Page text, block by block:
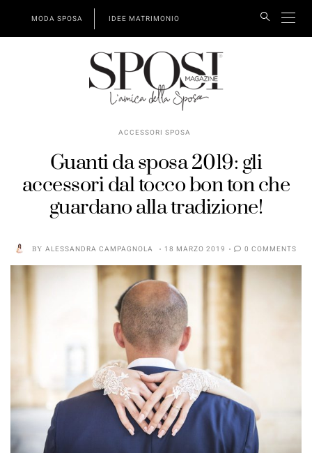
MODA SPOSA IDEE MATRIMONIO
ACCESSORI SPOSA
Guanti da sposa 2019: gli
accessori dal tocco bon ton che
guardano alla tradizione!
BY ALESSANDRA CAMPAGNOLA 18 MARZO 2019 0 COMMENTS